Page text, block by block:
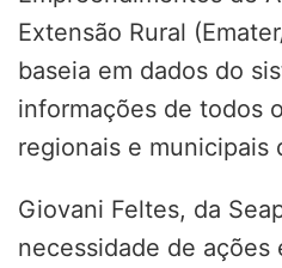
Extensão Rural
baseia em dados do
informações de todos
regionais e municipais
Giovani Feltes, da
necessidade de ações